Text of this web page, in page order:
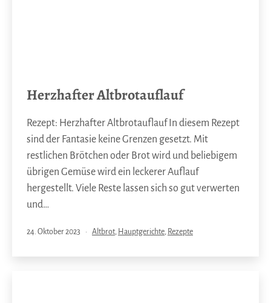
Herzhafter Altbrotauflauf
Rezept: Herzhafter Altbrotauflauf In diesem Rezept
sind der Fantasie keine Grenzen gesetzt. Mit
restlichen Brötchen oder Brot wird und beliebigem
übrigen Gemüse wird ein leckerer Auflauf
hergestellt. Viele Reste lassen sich so gut verwerten
und…
Veröffentlicht
24. Oktober 2023
Kategorisiert
Altbrot, Hauptgerichte, Rezepte